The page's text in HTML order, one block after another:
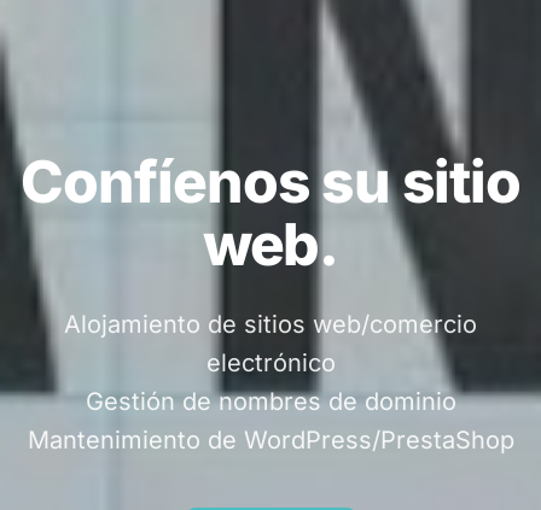
Confíenos su sitio
web.
Alojamiento de sitios web/comercio
electrónico
Gestión de nombres de dominio
Mantenimiento de WordPress/PrestaShop